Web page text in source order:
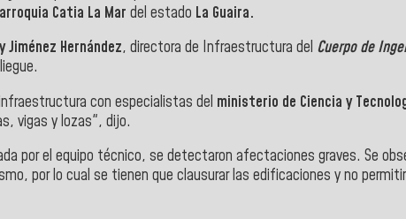
Catia La Mar del estado La Guaira.
Jiménez Hernández, directora de Infraestructura del Cuerpo de
con especialistas del ministerio de Ciencia y
vigas y lozas", dijo.
por el equipo técnico, se detectaron afectaciones graves. Se
por lo cual se tienen que clausurar las edificaciones y no